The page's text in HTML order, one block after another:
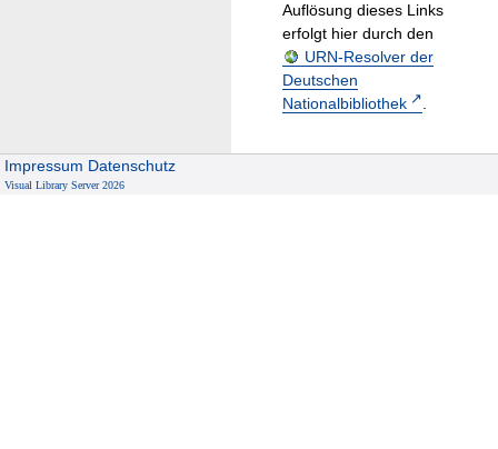
Auflösung dieses Links
erfolgt hier durch den
URN-Resolver der
Deutschen
Nationalbibliothek
.
Impressum Datenschutz
Visual Library Server 2026